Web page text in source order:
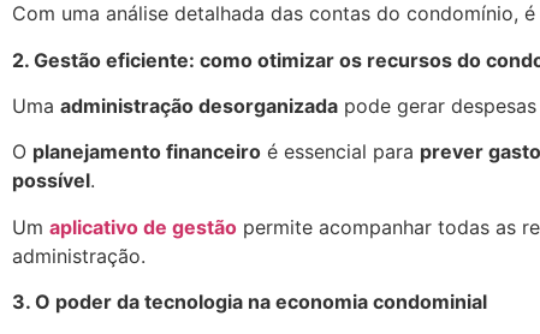
Com uma análise detalhada das contas do condomínio,
2. Gestão eficiente: como otimizar os recursos do
Uma administração desorganizada pode gerar
O planejamento financeiro é essencial para prever
possível.
Um aplicativo de gestão permite acompanhar todas as
administração.
3. O poder da tecnologia na economia condominial